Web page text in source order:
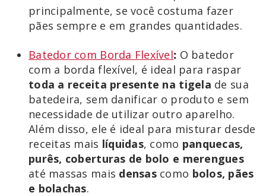
principalmente, se você costuma fazer
pães sempre e em grandes quantidades.
Batedor com Borda Flexível: O batedor
com a borda flexível, é ideal para raspar
toda a receita presente na tigela de sua
batedeira, sem danificar o produto e sem
necessidade de utilizar outro aparelho.
Além disso, ele é ideal para misturar desde
receitas mais líquidas, como panquecas,
purês, coberturas de bolo e merengues
até massas mais densascomo bolos, pães
e bolachas.